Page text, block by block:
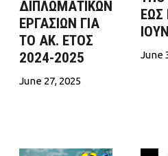
ΔΙΠΛΩΜΑΤΙΚΩΝ
ΕΡΓΑΣΙΩΝ ΓΙΑ
ΤΟ ΑΚ. ΕΤΟΣ
2024-2025
June 27, 2025
ΕΩΣ
June